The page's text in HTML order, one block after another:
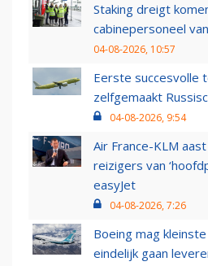
Staking dreigt
cabinepersoneel
04-08-2026, 10:57
Eerste succesvolle
zelfgemaakt
04-08-2026, 9:54
Air France-KLM
reizigers van
easyJet
04-08-2026, 7:26
Boeing mag
eindelijk gaan